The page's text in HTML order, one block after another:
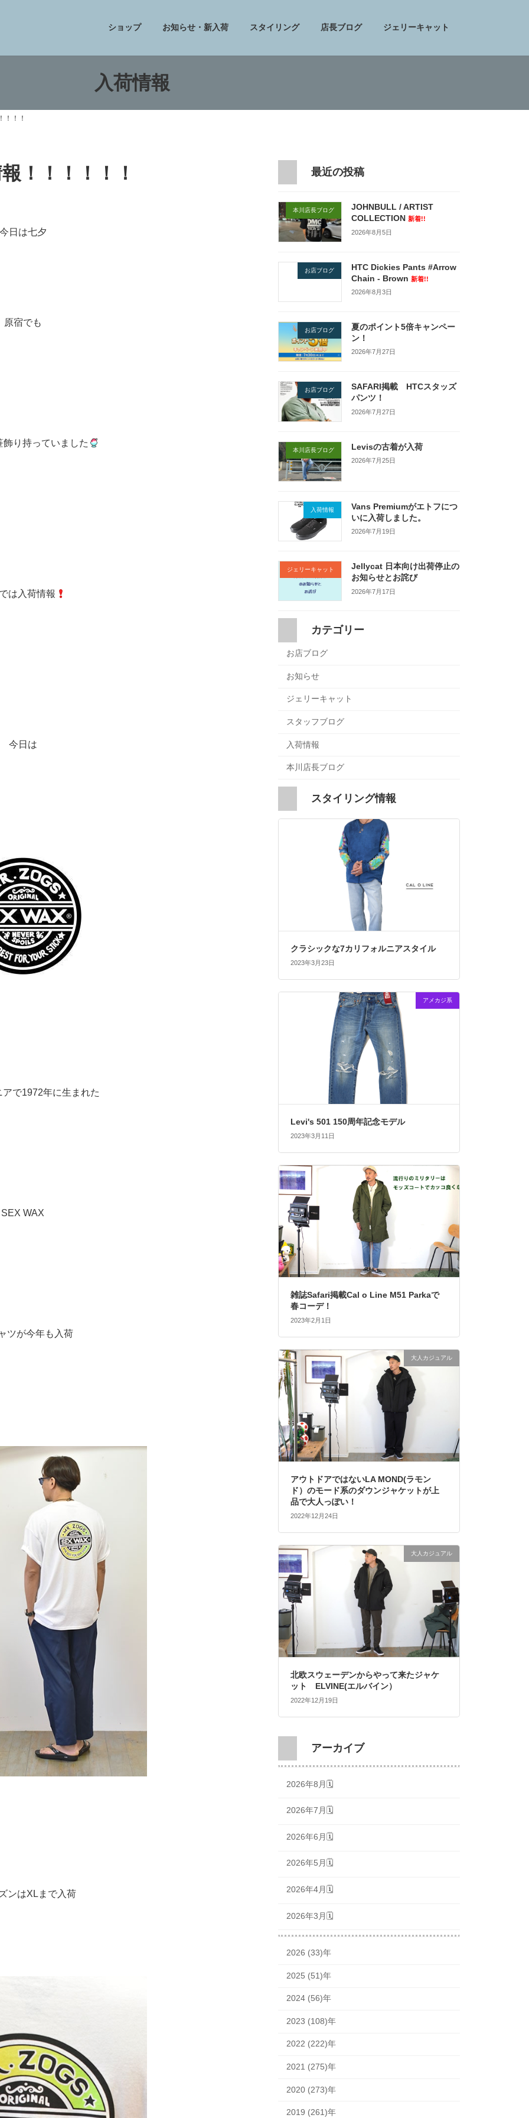
ショップ お知らせ・新入荷 スタイリング 店長ブログ ジェリーキャット
入荷情報
！！！
！！！！！！
日は七夕
原宿でも
飾り持っていました
は入荷情報
今日は
で1972年に生まれた
SEX WAX
ツが今年も入荷
ンはXLまで入荷
最近の投稿
本川店長ブログ
JOHNBULL / ARTIST
COLLECTION 新着!!
2026年8月5日
お店ブログ
HTC Dickies Pants #Arrow
Chain - Brown 新着!!
2026年8月3日
お店ブログ
夏のポイント5倍キャンペー
ン！
2026年7月27日
お店ブログ
SAFARI掲載 HTCスタッズ
パンツ！
2026年7月27日
本川店長ブログ Levisの古着が入荷
2026年7月25日
入荷情報
Vans Premiumがエトフにつ
いに入荷しました。
2026年7月19日
ジェリーキャット
Jellycat 日本向け出荷停止の
お知らせとお詫び
2026年7月17日
カテゴリー
お店ブログ
お知らせ
ジェリーキャット
スタッフブログ
入荷情報
本川店長ブログ
スタイリング情報
クラシックな7カリフォルニアスタイル
2023年3月23日
アメカジ系
Levi's 501 150周年記念モデル
2023年3月11日
雑誌Safari掲載Cal o Line M51 Parkaで
春コーデ！
2023年2月1日
大人カジュアル
アウトドアではないLA MOND(ラモン
ド）のモード系のダウンジャケットが上
品で大人っぽい！
2022年12月24日
大人カジュアル
北欧スウェーデンからやって来たジャケ
ット ELVINE(エルバイン）
2022年12月19日
アーカイブ
2026年8月🗓
2026年7月🗓
2026年6月🗓
2026年5月🗓
2026年4月🗓
2026年3月🗓
2026 (33)年
2025 (51)年
2024 (56)年
2023 (108)年
2022 (222)年
2021 (275)年
2020 (273)年
2019 (261)年